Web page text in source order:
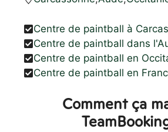
Centre de paintball à
Centre de paintball dans
Centre de paintball en
Centre de paintball en
Comment ça